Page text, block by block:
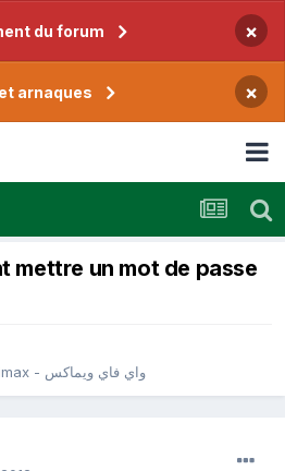
du forum ×
arnaques ×
mettre un mot de passe
Wifi-Wimax - واي فاي ويماكس